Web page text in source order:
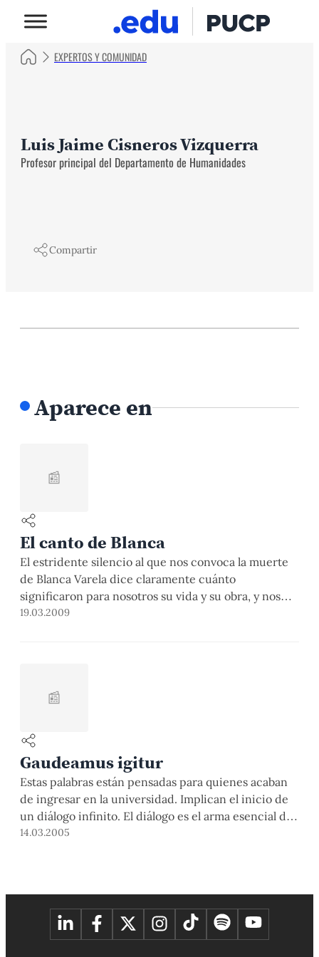
EXPERTOS Y COMUNIDAD
Luis Jaime Cisneros Vizquerra
Profesor principal del Departamento de Humanidades
Compartir
Aparece en
📰
El canto de Blanca
El estridente silencio al que nos convoca la muerte
de Blanca Varela dice claramente cuánto
significaron para nosotros su vida y su obra, y nos
permite reflexionar sobre lo que ha significado su
19.03.2009
📰
Gaudeamus igitur
Estas palabras están pensadas para quienes acaban
de ingresar en la universidad. Implican el inicio de
un diálogo infinito. El diálogo es el arma esencial de
un universitario. Los verdaderos arquitectos de una
14.03.2005